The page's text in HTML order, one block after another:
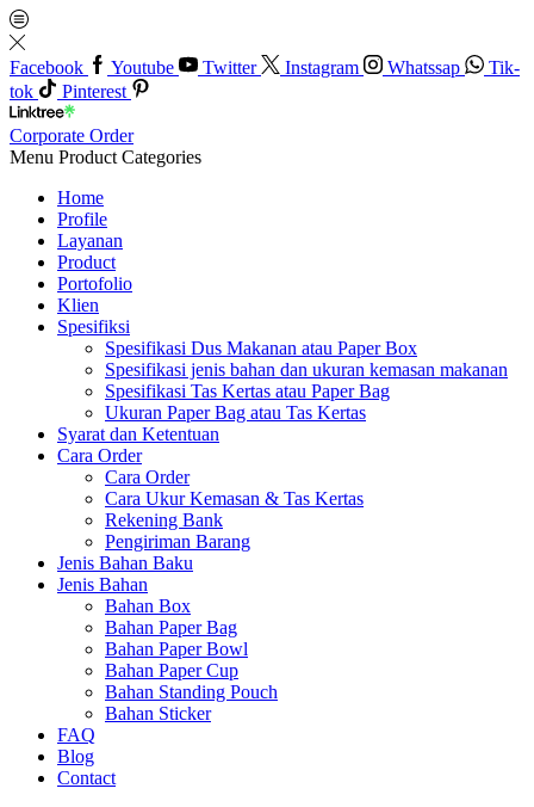
Facebook Youtube Twitter Instagram Whatssap
Tik-
tok
Pinterest
Corporate Order
Menu Product Categories
Home
Profile
Layanan
Product
Portofolio
Klien
Spesifiksi
Spesifikasi Dus Makanan atau Paper Box
Spesifikasi jenis bahan dan ukuran kemasan makanan
Spesifikasi Tas Kertas atau Paper Bag
Ukuran Paper Bag atau Tas Kertas
Syarat dan Ketentuan
Cara Order
Cara Order
Cara Ukur Kemasan & Tas Kertas
Rekening Bank
Pengiriman Barang
Jenis Bahan Baku
Jenis Bahan
Bahan Box
Bahan Paper Bag
Bahan Paper Bowl
Bahan Paper Cup
Bahan Standing Pouch
Bahan Sticker
FAQ
Blog
Contact